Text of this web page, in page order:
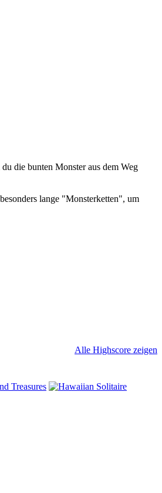
die bunten Monster aus dem Weg
lange "Monsterketten", um
Alle Highscore zeigen